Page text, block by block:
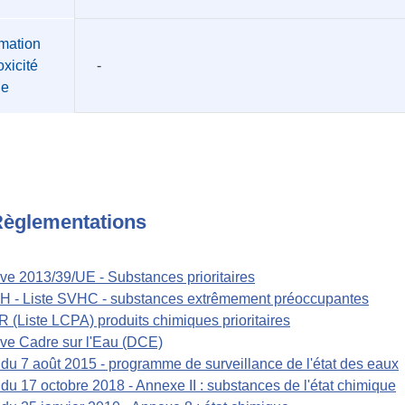
-
2013/39/UE - Substances prioritaires
- Liste SVHC - substances extrêmement préoccupantes
(Liste LCPA) produits chimiques prioritaires
Cadre sur l'Eau (DCE)
7 août 2015 - programme de surveillance de l'état des eaux
17 octobre 2018 - Annexe II : substances de l'état chimique